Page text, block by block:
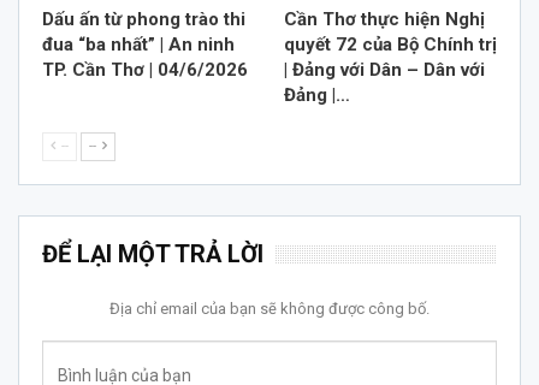
Dấu ấn từ phong trào thi
đua “ba nhất” | An ninh
TP. Cần Thơ | 04/6/2026
Cần Thơ thực hiện Nghị
quyết 72 của Bộ Chính trị
| Đảng với Dân – Dân với
Đảng |…
-- --
ĐỂ LẠI MỘT TRẢ LỜI
Địa chỉ email của bạn sẽ không được công bố.